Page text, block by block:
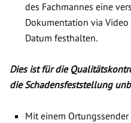
des Fachmannes eine
Dokumentation via
Datum festhalten.
Dies ist für die
die Schadensfeststellung
Mit einem